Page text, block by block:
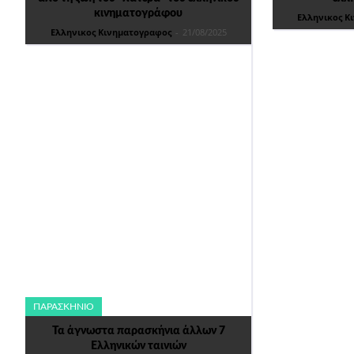
κινηματογράφου
Ελληνικος Κινηματογραφος - 21/08/2025
Ελληνικος
ΠΑΡΑΣΚΉΝΙΟ
Τα άγνωστα παρασκήνια άλλων 7
Ελληνικών ταινιών